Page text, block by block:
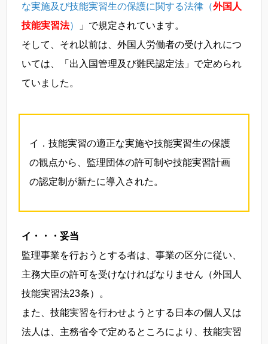
な実施及び技能実習生の保護に関する法律（外国人
技能実習法）
」で規定されています。
そして、それ以前は、外国人労働者の受け入れにつ
いては、「出入国管理及び難民認定法」で定められ
ていました。
イ．技能実習の適正な実施や技能実習生の保護
の観点から、監理団体の許可制や技能実習計画
の認定制が新たに導入された。
イ・・・妥当
監理事業を行おうとする者は、事業の区分に従い、
主務大臣の許可を受けなければなりません（外国人
技能実習法23条）。
また、技能実習を行わせようとする日本の個人又は
法人は、主務省令で定めるところにより、技能実習